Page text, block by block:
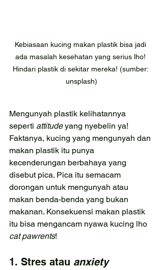
Kebiasaan kucing makan plastik bisa jadi
ada masalah kesehatan yang serius lho!
Hindari plastik di sekitar mereka! (sumber:
unsplash)
Mengunyah plastik kelihatannya
seperti attitude yang nyebelin ya!
Faktanya, kucing yang mengunyah dan
makan plastik itu punya
kecenderungan berbahaya yang
disebut pica. Pica itu semacam
dorongan untuk mengunyah atau
makan benda-benda yang bukan
makanan. Konsekuensi makan plastik
itu bisa mengancam nyawa kucing lho
cat pawrents!
1. Stres atau anxiety